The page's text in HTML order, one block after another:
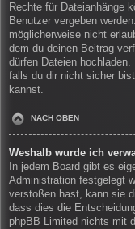
Rechte für Dateianhänge
Benutzer vergeben
möglicherweise nicht
dem du deinen Beitrag
dürfen Dateien
falls du dir nicht sicher
kannst.
NACH OBEN
Weshalb wurde ich
In jedem Board gibt es
Administration festgelegt
verstoßen hast, kann sie
dass dies die
phpBB Limited nichts mit